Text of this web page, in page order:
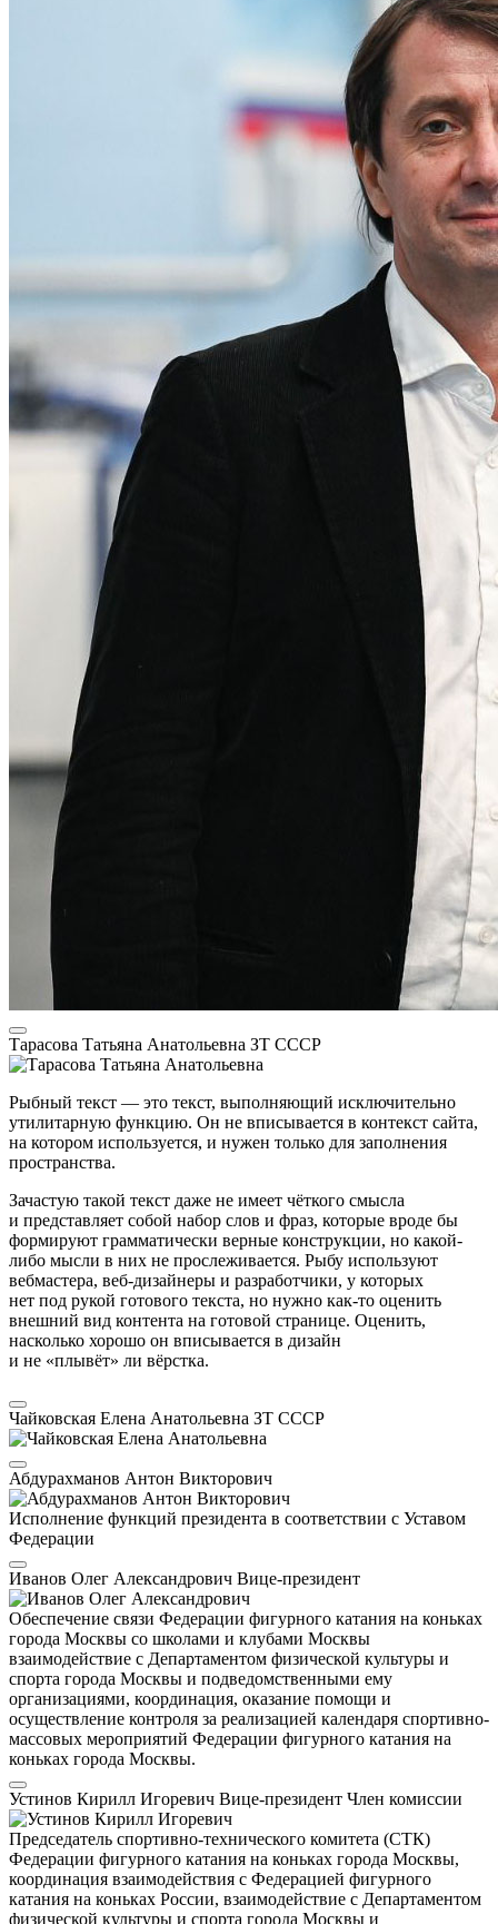
Тарасова Татьяна Анатольевна ЗТ СССР
Рыбный текст — это текст, выполняющий исключительно
утилитарную функцию. Он не вписывается в контекст сайта,
на котором используется, и нужен только для заполнения
пространства.
Зачастую такой текст даже не имеет чёткого смысла
и представляет собой набор слов и фраз, которые вроде бы
формируют грамматически верные конструкции, но какой-
либо мысли в них не прослеживается. Рыбу используют
вебмастера, веб-дизайнеры и разработчики, у которых
нет под рукой готового текста, но нужно как-то оценить
внешний вид контента на готовой странице. Оценить,
насколько хорошо он вписывается в дизайн
и не «плывёт» ли вёрстка.
Чайковская Елена Анатольевна ЗТ СССР
Абдурахманов Антон Викторович
Исполнение функций президента в соответствии с Уставом
Федерации
Иванов Олег Александрович Вице-президент
Обеспечение связи Федерации фигурного катания на коньках
города Москвы со школами и клубами Москвы
взаимодействие с Департаментом физической культуры и
спорта города Москвы и подведомственными ему
организациями, координация, оказание помощи и
осуществление контроля за реализацией календаря спортивно-
массовых мероприятий Федерации фигурного катания на
коньках города Москвы.
Устинов Кирилл Игоревич Вице-президент Член комиссии
Председатель спортивно-технического комитета (СТК)
Федерации фигурного катания на коньках города Москвы,
координация взаимодействия с Федерацией фигурного
катания на коньках России, взаимодействие с Департаментом
физической культуры и спорта города Москвы и